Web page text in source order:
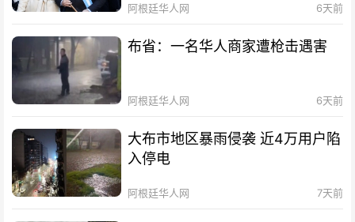
阿根廷华人网 6天前
布省：一名华人商家遭枪击遇害
阿根廷华人网 6天前
大布市地区暴雨侵袭 近4万用户陷
入停电
阿根廷华人网 7天前